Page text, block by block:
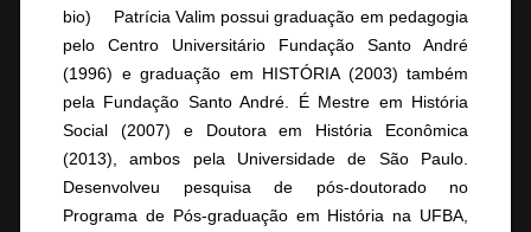
bio) ⠀ Patrícia Valim possui graduação em pedagogia
pelo Centro Universitário Fundação Santo André
(1996) e graduação em HISTÓRIA (2003) também
pela Fundação Santo André. É Mestre em História
Social (2007) e Doutora em História Econômica
(2013), ambos pela Universidade de São Paulo.
Desenvolveu pesquisa de pós-doutorado no
Programa de Pós-graduação em História na UFBA,